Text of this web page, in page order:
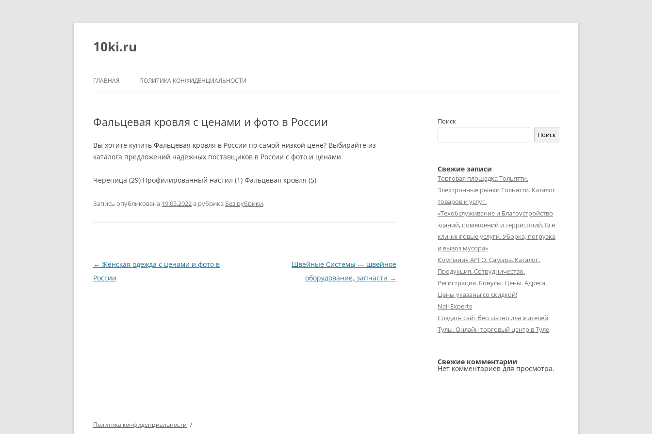
Перейти
содержимому
10ki.ru
ГЛАВНАЯ ПОЛИТИКА КОНФИДЕНЦИАЛЬНОСТИ
Фальцевая кровля с ценами и фото в России
Вы хотите купить Фальцевая кровля в России по самой низкой цене? Выбирайте из
каталога предложений надежных поставщиков в России с фото и ценами
Черепица (29) Профилированный настил (1) Фальцевая кровля (5)
Запись опубликована 19.05.2022 в рубрике Без рубрики.
Навигация
по
← Женская одежда с ценами и фото в
России
Швейные Системы — швейное
оборудование, запчасти →
Поиск
Поиск
Свежие записи
Торговая площадка Тольятти.
Электронные рынки Тольятти. Каталог
товаров и услуг.
«Техобслуживание и Благоустройство
зданий, помещений и территорий. Все
клининговые услуги. Уборка, погрузка
и вывоз мусора»
Компания АРГО. Самара. Каталог.
Продукция. Сотрудничество.
Регистрация. Бонусы. Цены. Адреса.
Цены указаны со скидкой!
Nail Experts
Создать сайт бесплатно для жителей
Тулы. Онлайн торговый центр в Туле
Свежие комментарии
Нет комментариев для просмотра.
Политика конфиденциальности